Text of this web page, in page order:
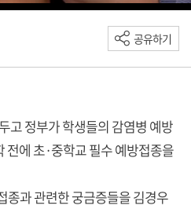
공유하기
고 정부가 학생들의 감염병 예방
전에 초·중학교 필수 예방접종을
종과 관련한 궁금증들을 김경우